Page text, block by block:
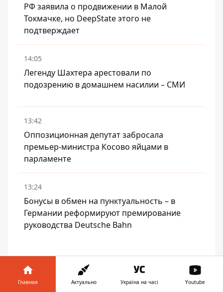
РФ заявила о продвижении в Малой
Токмачке, но DeepState этого не
подтверждает
14:05
Легенду Шахтера арестовали по
подозрению в домашнем насилии – СМИ
13:42
Оппозиционная депутат забросала
премьер-министра Косово яйцами в
парламенте
13:24
Бонусы в обмен на пунктуальность – в
Германии реформируют премирование
руководства Deutsche Bahn
ЧИТАЙТЕ ТАКЖЕ:
Россияне хотят как можно скорее
Главная Актуально Україна на часі Youtube